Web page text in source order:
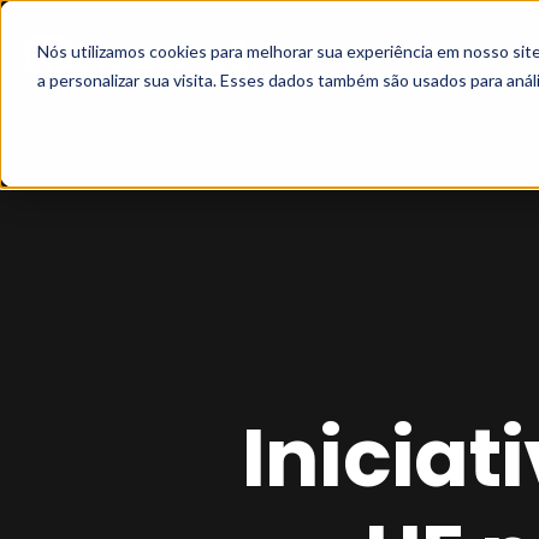
Nós utilizamos cookies para melhorar sua experiência em nosso
a personalizar sua visita. Esses dados também são usados para